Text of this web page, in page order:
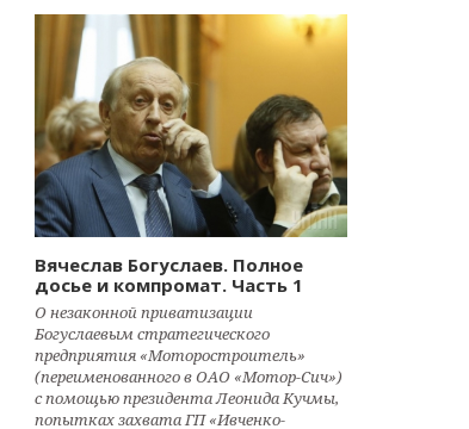
Вячеслав Богуслаев. Полное
досье и компромат. Часть 1
О незаконной приватизации
Богуслаевым стратегического
предприятия «Моторостроитель»
(переименованного в ОАО «Мотор-Сич»)
с помощью президента Леонида Кучмы,
попытках захвата ГП «Ивченко-